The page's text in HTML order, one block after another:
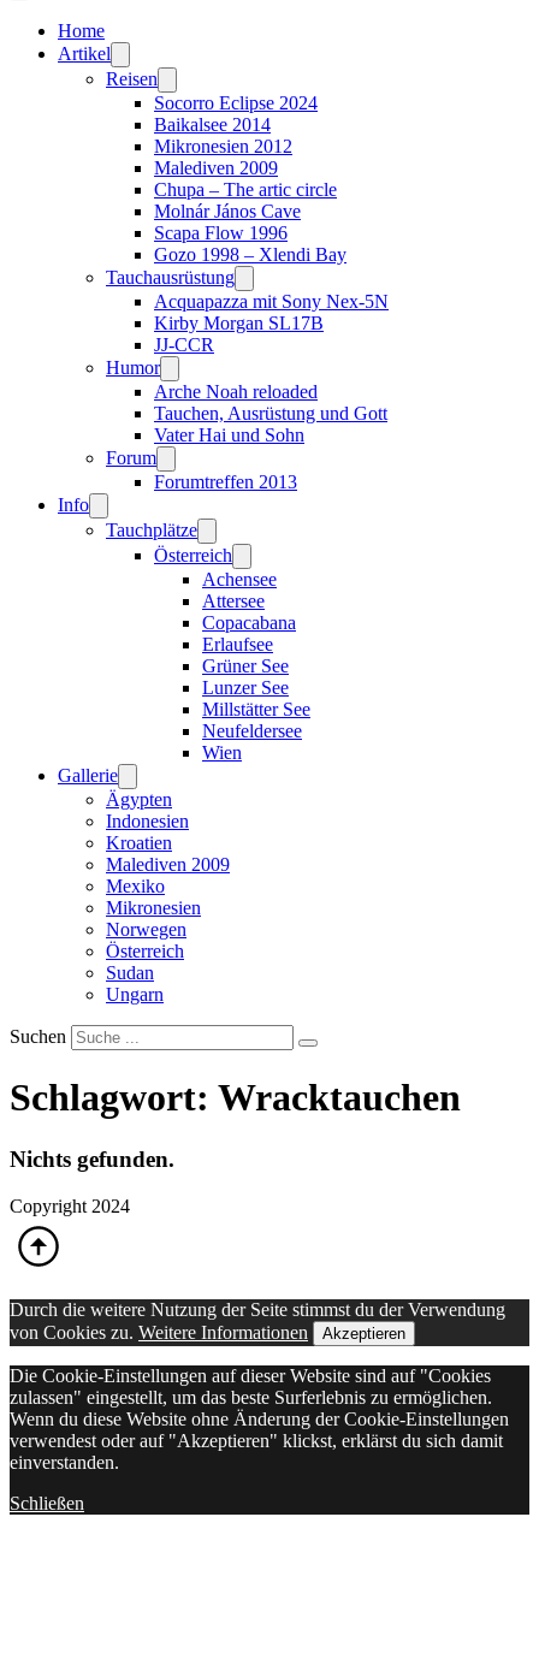
Home
Artikel
Reisen
Socorro Eclipse 2024
Baikalsee 2014
Mikronesien 2012
Malediven 2009
Chupa – The artic circle
Molnár János Cave
Scapa Flow 1996
Gozo 1998 – Xlendi Bay
Tauchausrüstung
Acquapazza mit Sony Nex-5N
Kirby Morgan SL17B
JJ-CCR
Humor
Arche Noah reloaded
Tauchen, Ausrüstung und Gott
Vater Hai und Sohn
Forum
Forumtreffen 2013
Info
Tauchplätze
Österreich
Achensee
Attersee
Copacabana
Erlaufsee
Grüner See
Lunzer See
Millstätter See
Neufeldersee
Wien
Gallerie
Ägypten
Indonesien
Kroatien
Malediven 2009
Mexiko
Mikronesien
Norwegen
Österreich
Sudan
Ungarn
Suchen
Schlagwort: Wracktauchen
Nichts gefunden.
Copyright 2024
Durch die weitere Nutzung der Seite stimmst du der Verwendung
von Cookies zu. Weitere Informationen Akzeptieren
Die Cookie-Einstellungen auf dieser Website sind auf "Cookies
zulassen" eingestellt, um das beste Surferlebnis zu ermöglichen.
Wenn du diese Website ohne Änderung der Cookie-Einstellungen
verwendest oder auf "Akzeptieren" klickst, erklärst du sich damit
einverstanden.
Schließen